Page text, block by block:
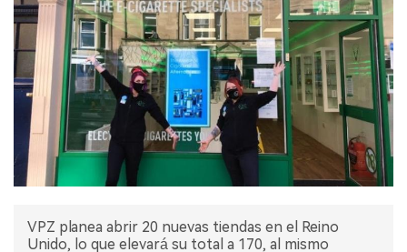
EXPOSICIÓN
ENTREVISTA
VPZ planea abrir 20 nuevas tiendas en el Reino
Unido, lo que elevará su total a 170, al mismo